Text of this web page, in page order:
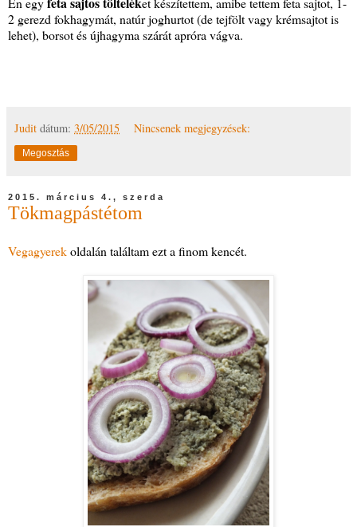
2 gerezd fokhagymát, natúr joghurtot (de tejfölt vagy krémsajtot is
lehet), borsot és újhagyma szárát apróra vágva.
Judit dátum: 3/05/2015 Nincsenek megjegyzések:
Megosztás
2015. március 4., szerda
Tökmagpástétom
Vegagyerekoldalán találtam ezt a finom kencét.